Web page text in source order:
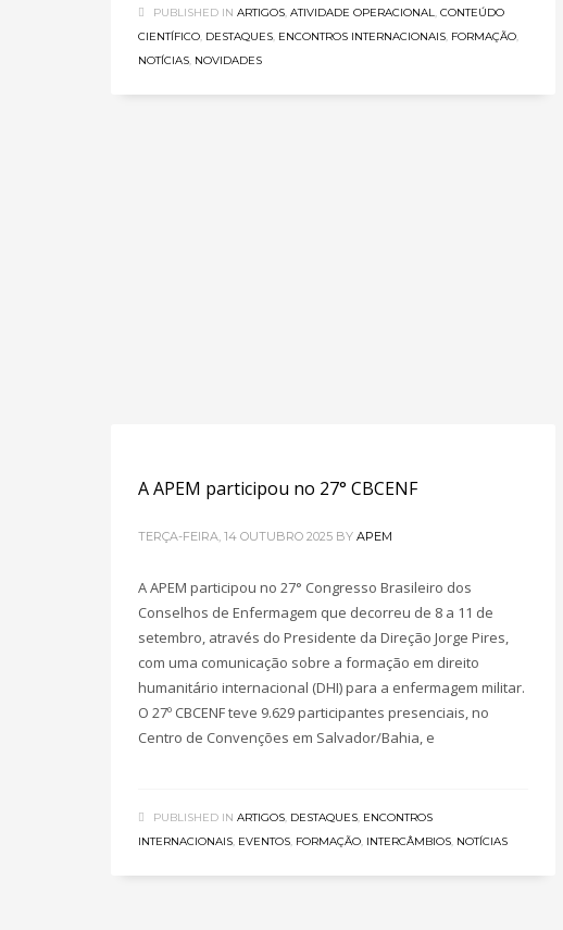
PUBLISHED IN ARTIGOS, ATIVIDADE OPERACIONAL, CONTEÚDO
CIENTÍFICO, DESTAQUES, ENCONTROS INTERNACIONAIS, FORMAÇÃO,
NOTÍCIAS, NOVIDADES
A APEM participou no 27° CBCENF
TERÇA-FEIRA, 14 OUTUBRO 2025 BY APEM
A APEM participou no 27° Congresso Brasileiro dos
Conselhos de Enfermagem que decorreu de 8 a 11 de
setembro, através do Presidente da Direção Jorge Pires,
com uma comunicação sobre a formação em direito
humanitário internacional (DHI) para a enfermagem militar.
O 27º CBCENF teve 9.629 participantes presenciais, no
Centro de Convenções em Salvador/Bahia, e
PUBLISHED IN ARTIGOS, DESTAQUES, ENCONTROS
INTERNACIONAIS, EVENTOS, FORMAÇÃO, INTERCÂMBIOS, NOTÍCIAS